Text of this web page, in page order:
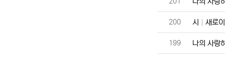
번호
200 시 새로
번호
199 나의 사랑